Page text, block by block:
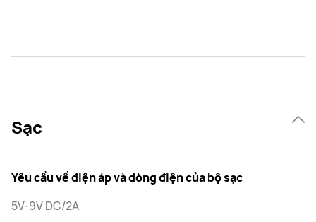
Sạc
Yêu cầu về điện áp và dòng điện của bộ sạc
5V-9V DC/2A